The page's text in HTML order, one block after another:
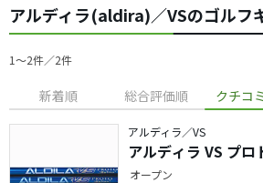
アルディラ(aldira)／VSのゴルフ
1〜2件／2件
新着順 総合評価順 クチコ
アルディラ／VS
アルディラ VS プロ
オープン